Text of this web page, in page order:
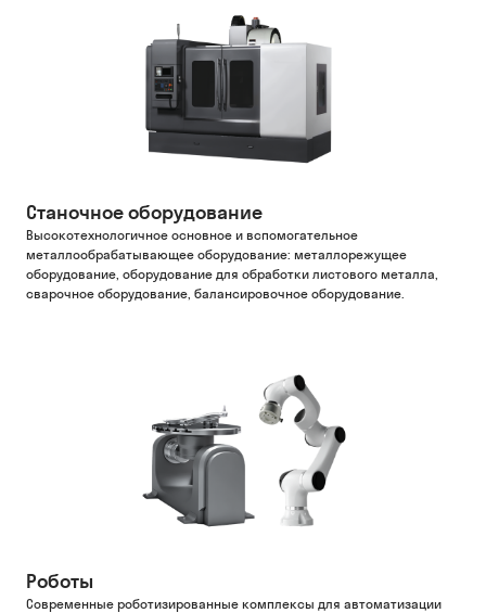
Станочное оборудование
Высокотехнологичное основное и вспомогательное
металлообрабатывающее оборудование: металлорежущее
оборудование, оборудование для обработки листового металла,
сварочное оборудование, балансировочное оборудование.
Роботы
Современные роботизированные комплексы для автоматизации